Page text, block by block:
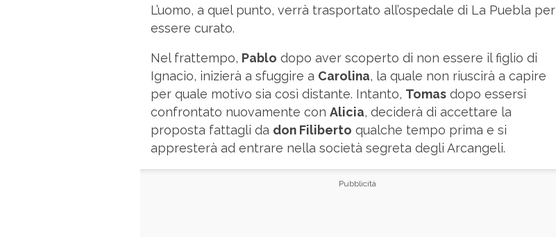
L’uomo, a quel punto, verrà trasportato all’ospedale di La Puebla per
essere curato.
Nel frattempo, Pablo dopo aver scoperto di non essere il figlio di
Ignacio, inizierà a sfuggire a Carolina, la quale non riuscirà a capire
per quale motivo sia così distante. Intanto, Tomas dopo essersi
confrontato nuovamente con Alicia, deciderà di accettare la
proposta fattagli da don Filiberto qualche tempo prima e si
appresterà ad entrare nella società segreta degli Arcangeli.